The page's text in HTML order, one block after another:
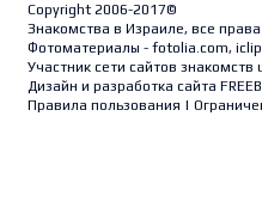
Copyright 2006-2017©
Знакомства в Израиле, все
Фотоматериалы - fotolia.com,
Участник сети сайтов знакомств
Дизайн и разработка сайта
Правила пользования |